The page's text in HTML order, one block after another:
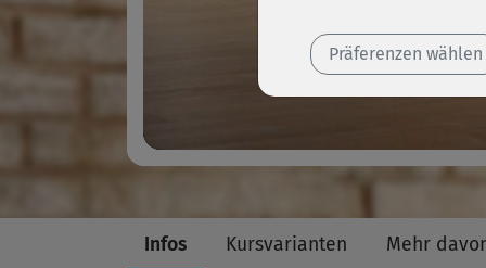
Infos Kursvarianten Mehr
Präferenzen wählen